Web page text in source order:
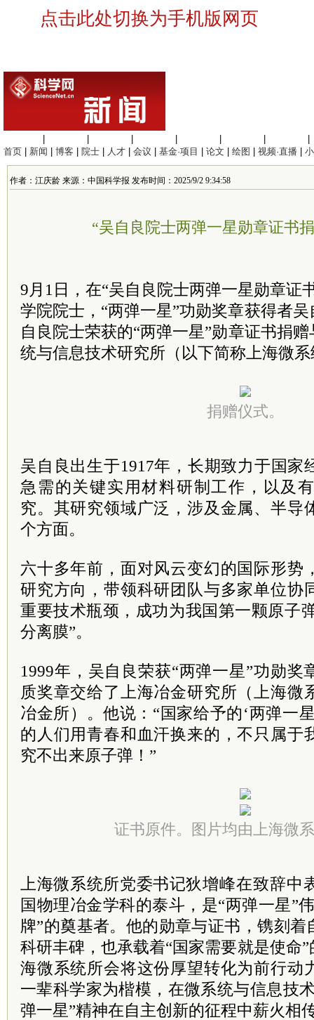
点击此处切换为手机版网页
首页
新闻 博客 院士 人才 会议 基金·项目 论文 绘图 视频·直播
作者：江庆龄 来源：中国科学报 发布时间：2025/9/2 9:34:58
“吴自良院士两弹一星勋章证书
9月1日，在“吴自良院士两弹一星勋章证
学院院士，“两弹一星”功勋奖章获得者
自良院士荣获的“两弹一星”勋章证书捐
统与信息技术研究所（以下简称上海微
捐赠仪式。
吴自良出生于1917年，长期致力于国家
急需的关键实用材料研制工作，以及
究。其研究领域广泛，涉及金属、半导
个方面。
六十多年前，面对风云变幻的国际形势
研究方向，带领科研团队与多家单位协
重要技术瓶颈，成功为我国第一颗原子
分离膜”。
1999年，吴自良荣获“两弹一星”功勋奖
质奖章交给了上海冶金研究所（上海微
冶金所）。他说：“国家给予的‘两弹一
的人们用青春和血汗换来的，不只属于
究不出来原子弹！”
证书原件。图片均由上海微
上海微系统所党委书记狄增峰在致辞中
国物理冶金学科的泰斗，是“两弹一星”
牌”的奠基者。他的勋章与证书，镌刻
科研丰碑，也承载着“国家需要就是使命
海微系统所会将这份厚望转化为前行动
一辈科学家为楷模，在微系统与信息技
弹一星”精神在自主创新的征程中薪火相